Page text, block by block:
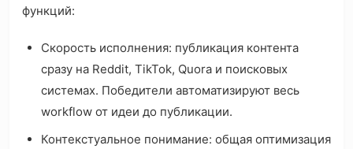
функций:
Скорость исполнения: публикация контента
сразу на Reddit, TikTok, Quora и поисковых
системах. Победители автоматизируют весь
workflow от идеи до публикации.
Контекстуальное понимание: общая оптимизация